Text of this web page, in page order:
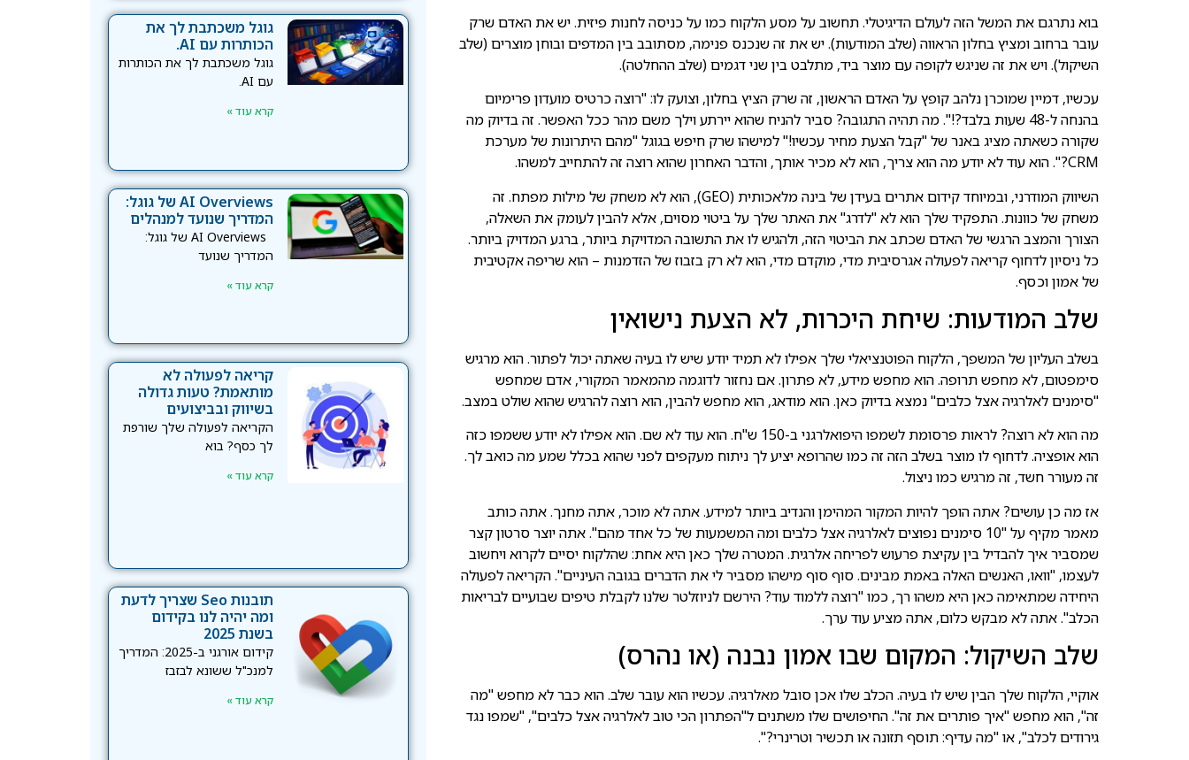
בוא נתרגם את המשל הזה לעולם הדיגיטלי. תחשוב על מסע הלקוח כמו על כניסה לחנות פיזית. יש את האדם שרק
עובר ברחוב ומציץ בחלון הראווה (שלב המודעות). יש את זה שנכנס פנימה, מסתובב בין המדפים ובוחן מוצרים (שלב
השיקול). ויש את זה שניגש לקופה עם מוצר ביד, מתלבט בין שני דגמים (שלב ההחלטה).
עכשיו, דמיין שמוכרן נלהב קופץ על האדם הראשון, זה שרק הציץ בחלון, וצועק לו: "רוצה כרטיס מועדון פרימיום
בהנחה ל-48 שעות בלבד?!". מה תהיה התגובה? סביר להניח שהוא יירתע וילך משם מהר ככל האפשר. זה בדיוק מה
שקורה כשאתה מציג באנר של "קבל הצעת מחיר עכשיו!" למישהו שרק חיפש בגוגל "מהם היתרונות של מערכת
CRM?". הוא עוד לא יודע מה הוא צריך, הוא לא מכיר אותך, והדבר האחרון שהוא רוצה זה להתחייב למשהו.
השיווק המודרני, ובמיוחד קידום אתרים בעידן של בינה מלאכותית (GEO), הוא לא משחק של מילות מפתח. זה
משחק של כוונות. התפקיד שלך הוא לא "לדרג" את האתר שלך על ביטוי מסוים, אלא להבין לעומק את השאלה,
הצורך והמצב הרגשי של האדם שכתב את הביטוי הזה, ולהגיש לו את התשובה המדויקת ביותר, ברגע המדויק ביותר.
כל ניסיון לדחוף קריאה לפעולה אגרסיבית מדי, מוקדם מדי, הוא לא רק בזבוז של הזדמנות – הוא שריפה אקטיבית
של אמון וכסף.
שלב המודעות: שיחת היכרות, לא הצעת נישואין
בשלב העליון של המשפך, הלקוח הפוטנציאלי שלך אפילו לא תמיד יודע שיש לו בעיה שאתה יכול לפתור. הוא מרגיש
סימפטום, לא מחפש תרופה. הוא מחפש מידע, לא פתרון. אם נחזור לדוגמה מהמאמר המקורי, אדם שמחפש
"סימנים לאלרגיה אצל כלבים" נמצא בדיוק כאן. הוא מודאג, הוא מחפש להבין, הוא רוצה להרגיש שהוא שולט במצב.
מה הוא לא רוצה? לראות פרסומת לשמפו היפואלרגני ב-150 ש"ח. הוא עוד לא שם. הוא אפילו לא יודע ששמפו כזה
הוא אופציה. לדחוף לו מוצר בשלב הזה זה כמו שהרופא יציע לך ניתוח מעקפים לפני שהוא בכלל שמע מה כואב לך.
זה מעורר חשד, זה מרגיש כמו ניצול.
אז מה כן עושים? אתה הופך להיות המקור המהימן והנדיב ביותר למידע. אתה לא מוכר, אתה מחנך. אתה כותב
מאמר מקיף על "10 סימנים נפוצים לאלרגיה אצל כלבים ומה המשמעות של כל אחד מהם". אתה יוצר סרטון קצר
שמסביר איך להבדיל בין עקיצת פרעוש לפריחה אלרגית. המטרה שלך כאן היא אחת: שהלקוח יסיים לקרוא ויחשוב
לעצמו, "וואו, האנשים האלה באמת מבינים. סוף סוף מישהו מסביר לי את הדברים בגובה העיניים". הקריאה לפעולה
היחידה שמתאימה כאן היא משהו רך, כמו "רוצה ללמוד עוד? הירשם לניוזלטר שלנו לקבלת טיפים שבועיים לבריאות
הכלב". אתה לא מבקש כלום, אתה מציע עוד ערך.
שלב השיקול: המקום שבו אמון נבנה (או נהרס)
אוקיי, הלקוח שלך הבין שיש לו בעיה. הכלב שלו אכן סובל מאלרגיה. עכשיו הוא עובר שלב. הוא כבר לא מחפש "מה
זה", הוא מחפש "איך פותרים את זה". החיפושים שלו משתנים ל"הפתרון הכי טוב לאלרגיה אצל כלבים", "שמפו נגד
גירודים לכלב", או "מה עדיף: תוסף תזונה או תכשיר וטרינרי?".
גוגל משכתבת לך את
הכותרות עם AI.
גוגל משכתבת לך את הכותרות
עם AI.
קרא עוד »
AI Overviews של גוגל:
המדריך שנועד למנהלים
AI Overviews של גוגל:
המדריך שנועד
קרא עוד »
קריאה לפעולה לא
מותאמת? טעות גדולה
בשיווק ובביצועים
הקריאה לפעולה שלך שורפת
לך כסף? בוא
קרא עוד »
תובנות Seo שצריך לדעת
ומה יהיה לנו בקידום
בשנת 2025
קידום אורגני ב-2025: המדריך
למנכ"ל ששונא לבזבז
קרא עוד »